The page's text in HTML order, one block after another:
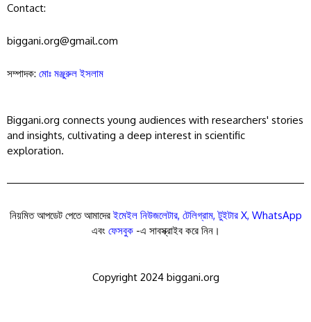
Contact:
biggani.org@gmail.com
সম্পাদক: মোঃ মঞ্জুরুল ইসলাম
Biggani.org connects young audiences with researchers' stories
and insights, cultivating a deep interest in scientific
exploration.
নিয়মিত আপডেট পেতে আমাদেরইমেইল নিউজলেটার, টেলিগ্রাম,টুইটার X, WhatsApp
এবং ফেসবুক-এ সাবস্ক্রাইব করে নিন।
Copyright 2024 biggani.org